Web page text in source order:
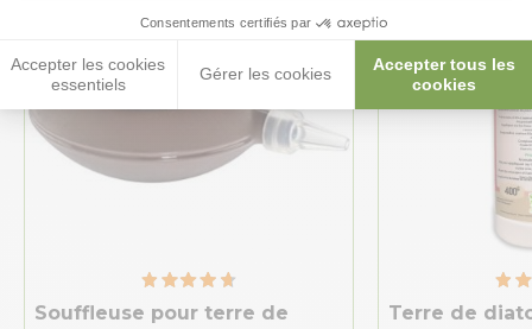
Consentements certifiés par
Accepter les cookies
essentiels
Gérer les cookies
Accepter tous les
cookies
Souffleuse pour terre de
Terre de